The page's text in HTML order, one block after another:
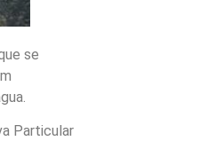
se
Particular